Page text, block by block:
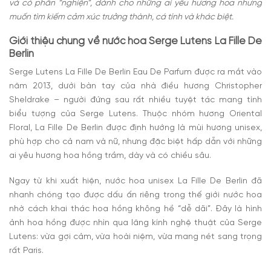
và có phần “nghiện”, dành cho những ai yêu hương hoa nhưng
muốn tìm kiếm cảm xúc trưởng thành, cá tính và khác biệt.
Giới thiệu chung về nước hoa Serge Lutens La Fille De
Berlin
Serge Lutens La Fille De Berlin Eau De Parfum được ra mắt vào
năm 2013, dưới bàn tay của nhà điều hương Christopher
Sheldrake – người đứng sau rất nhiều tuyệt tác mang tính
biểu tượng của Serge Lutens. Thuộc nhóm hương Oriental
Floral, La Fille De Berlin được định hướng là mùi hương unisex,
phù hợp cho cả nam và nữ, nhưng đặc biệt hấp dẫn với những
ai yêu hương hoa hồng trầm, dày và có chiều sâu.
Ngay từ khi xuất hiện, nước hoa unisex La Fille De Berlin đã
nhanh chóng tạo được dấu ấn riêng trong thế giới nước hoa
nhờ cách khai thác hoa hồng không hề “dễ dãi”. Đây là hình
ảnh hoa hồng được nhìn qua lăng kính nghệ thuật của Serge
Lutens: vừa gợi cảm, vừa hoài niệm, vừa mang nét sang trọng
rất Paris.